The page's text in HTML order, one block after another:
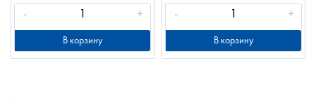
- +
В корзину
- +
В корзину